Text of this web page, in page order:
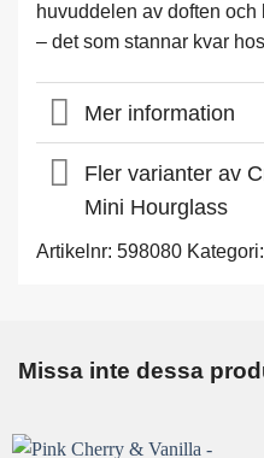
huvuddelen av doften
– det som stannar kvar
Mer information
Fler varianter av
Mini Hourglass
Artikelnr: 598080 Kategori:
Missa inte dessa